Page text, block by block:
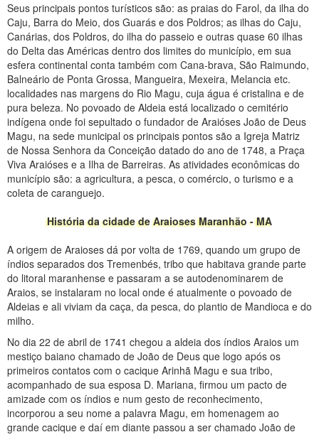
Seus principais pontos turísticos são: as praias do Farol, da ilha do
Caju, Barra do Meio, dos Guarás e dos Poldros; as ilhas do Caju,
Canárias, dos Poldros, do ilha do passeio e outras quase 60 ilhas
do Delta das Américas dentro dos limites do município, em sua
esfera continental conta também com Cana-brava, São Raimundo,
Balneário de Ponta Grossa, Mangueira, Mexeira, Melancia etc.
localidades nas margens do Rio Magu, cuja água é cristalina e de
pura beleza. No povoado de Aldeia está localizado o cemitério
indígena onde foi sepultado o fundador de Araióses João de Deus
Magu, na sede municipal os principais pontos são a Igreja Matriz
de Nossa Senhora da Conceição datado do ano de 1748, a Praça
Viva Araióses e a Ilha de Barreiras. As atividades econômicas do
município são: a agricultura, a pesca, o comércio, o turismo e a
coleta de caranguejo.
História da cidade de Araioses Maranhão - MA
A origem de Araioses dá por volta de 1769, quando um grupo de
índios separados dos Tremenbés, tribo que habitava grande parte
do litoral maranhense e passaram a se autodenominarem de
Araios, se instalaram no local onde é atualmente o povoado de
Aldeias e ali viviam da caça, da pesca, do plantio de Mandioca e do
milho.
No dia 22 de abril de 1741 chegou a aldeia dos índios Araios um
mestiço baiano chamado de João de Deus que logo após os
primeiros contatos com o cacique Arinhã Magu e sua tribo,
acompanhado de sua esposa D. Mariana, firmou um pacto de
amizade com os índios e num gesto de reconhecimento,
incorporou a seu nome a palavra Magu, em homenagem ao
grande cacique e daí em diante passou a ser chamado João de